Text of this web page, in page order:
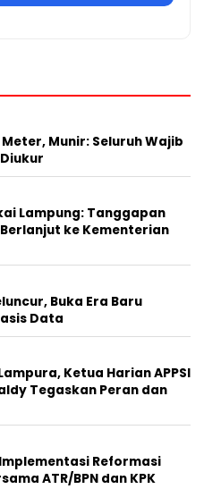
Munir: Seluruh Wajib
Lampung: Tanggapan
ke Kementerian
Buka Era Baru
Data
Ketua Harian APPSI
Tegaskan Peran dan
Reformasi
ATR/BPN dan KPK